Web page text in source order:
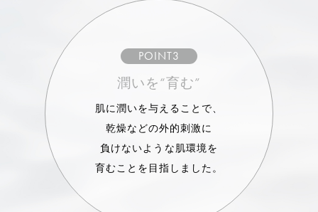
POINT3
潤いを“育む”
肌に潤いを与えることで、
乾燥などの外的刺激に
負けないような肌環境を
育むことを目指しました。